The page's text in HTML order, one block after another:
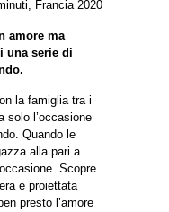
Francia 2020
amore ma
una serie di
la famiglia tra i
solo l’occasione
Quando le
alla pari a
Scopre
e proiettata
presto l’amore